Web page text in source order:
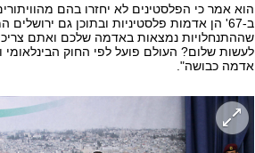
הוא אמר כי הפלסטינים לא יחזרו בהם
ב-67' הן אדמות פלסטיניות ובתוכן גם
שההתנחלויות נמצאות באדמה שלכם ואתם
לעשות שלום? העולם פועל לפי החוק הבינלאומי
אדמה כבושה".